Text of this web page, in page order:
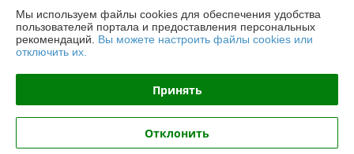
Информация для покупателя
Юридическое лицо: ООО «БЕЛПРОФИЛЬ ГРУПП»
220040, Г. МИНСК, ПЕР. 3-Й МОЖАЙСКОГО, Д. 11, ПОМ. 107, 220040
Регистрационный орган: Минский горисполком
Дата регистрации компании: 02.11.2017
Мы используем файлы cookies для обеспечения удобства
пользователей портала и предоставления персональных
рекомендаций. Вы можете настроить файлы cookies или
отключить их.
Принять
Отклонить